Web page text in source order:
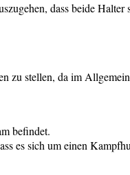
dass beide Halter
zu stellen, da im
befindet.
es sich um einen